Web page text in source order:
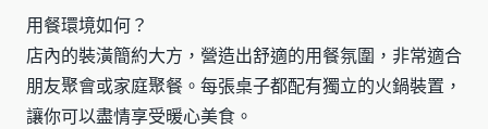
用餐環境如何？
店內的裝潢簡約大方，營造出舒適的用餐氛圍，非常適合
朋友聚會或家庭聚餐。每張桌子都配有獨立的火鍋裝置，
讓你可以盡情享受暖心美食。